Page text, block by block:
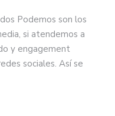
Podemos son los
si atendemos a
y engagement
sociales. Así se